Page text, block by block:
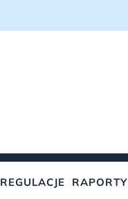
REGULACJE RAPORTY